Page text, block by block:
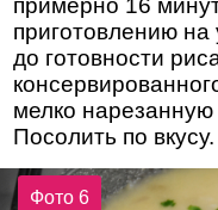
приготовлению на
до готовности
мелко
Посолить по
Фото 6